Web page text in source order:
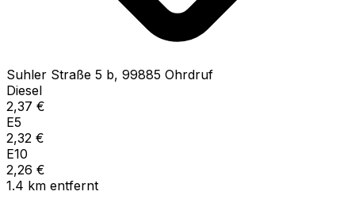
Suhler Straße 5 b, 99885 Ohrdruf
Diesel
2,37 €
E5
2,32 €
E10
2,26 €
1.4 km entfernt